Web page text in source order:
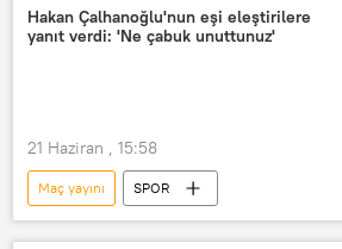
Maç
Transfermarkt
Hakan Çalhanoğlu'nun eşi eleştirilere
yanıt verdi: 'Ne çabuk unuttunuz'
21 Haziran , 15:58
Maç yayını
SPOR
Hakan Çalhanoğlu